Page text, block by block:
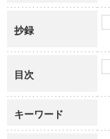
抄録
目次
キーワード